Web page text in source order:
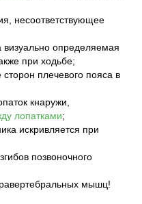
несоответствующее
визуально определяемая
при ходьбе;
плечевого пояса в
кнаружи,
лопатками;
искривляется при
позвоночного
мышц!